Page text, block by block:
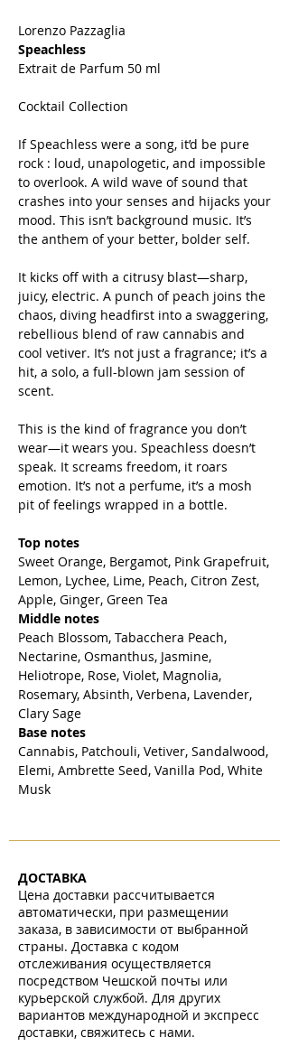
Lorenzo Pazzaglia
Speachless
Extrait de Parfum 50 ml
Cocktail Collection
If Speachless were a song, it’d be pure
rock : loud, unapologetic, and impossible
to overlook. A wild wave of sound that
crashes into your senses and hijacks your
mood. This isn’t background music. It’s
the anthem of your better, bolder self.
It kicks off with a citrusy blast—sharp,
juicy, electric. A punch of peach joins the
chaos, diving headfirst into a swaggering,
rebellious blend of raw cannabis and
cool vetiver. It’s not just a fragrance; it’s a
hit, a solo, a full-blown jam session of
scent.
This is the kind of fragrance you don’t
wear—it wears you. Speachless doesn’t
speak. It screams freedom, it roars
emotion. It’s not a perfume, it’s a mosh
pit of feelings wrapped in a bottle.
Top notes
Sweet Orange, Bergamot, Pink Grapefruit,
Lemon, Lychee, Lime, Peach, Citron Zest,
Apple, Ginger, Green Tea
Middle notes
Peach Blossom, Tabacchera Peach,
Nectarine, Osmanthus, Jasmine,
Heliotrope, Rose, Violet, Magnolia,
Rosemary, Absinth, Verbena, Lavender,
Clary Sage
Base notes
Cannabis, Patchouli, Vetiver, Sandalwood,
Elemi, Ambrette Seed, Vanilla Pod, White
Musk
ДОСТАВКА
Цена доставки рассчитывается
автоматически, при размещении
заказа, в зависимости от выбранной
страны. Доставка с кодом
отслеживания осуществляется
посредством Чешской почты или
курьерской службой. Для других
вариантов международной и экспресс
доставки, свяжитесь с нами.